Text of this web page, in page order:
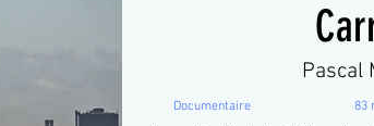
Pascal
Documentaire 83